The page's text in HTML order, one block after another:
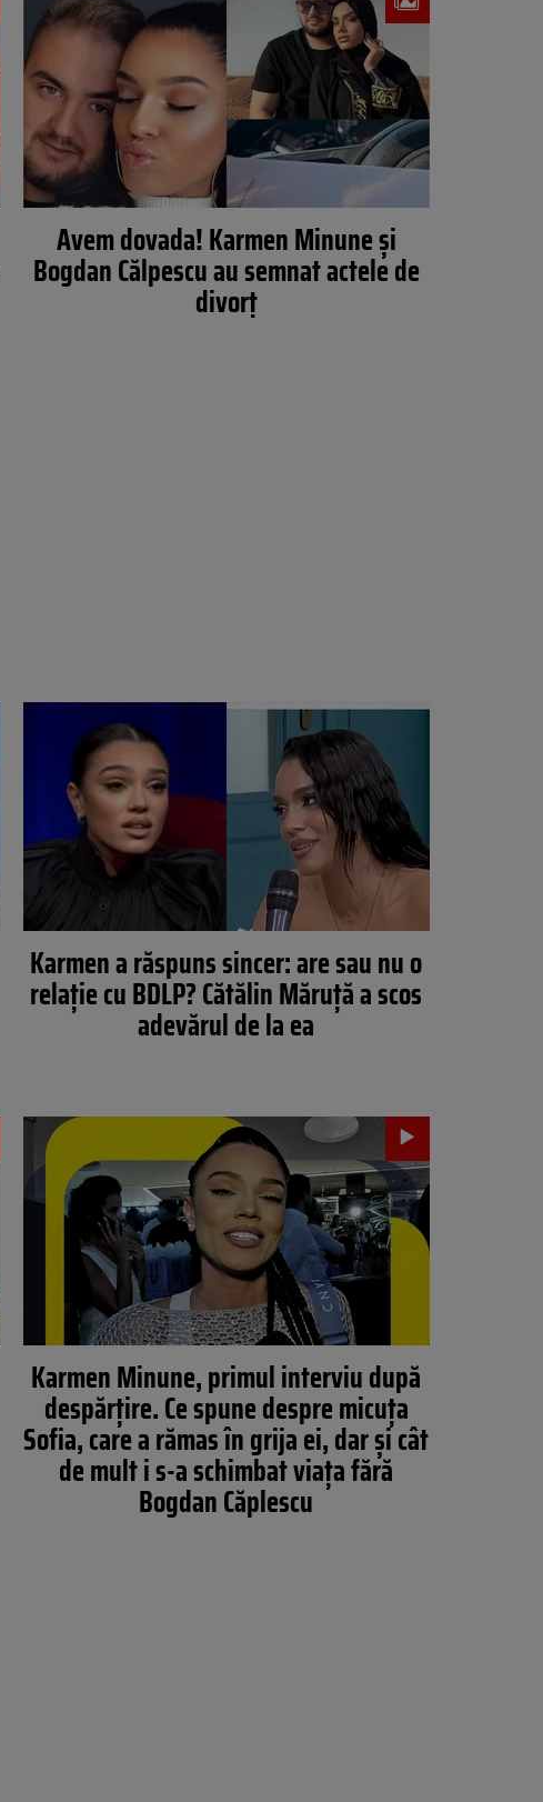
Avem dovada! Karmen Minune și
Bogdan Călpescu au semnat actele de
divorț
Karmen a răspuns sincer: are sau nu o
relație cu BDLP? Cătălin Măruță a scos
adevărul de la ea
Karmen Minune, primul interviu după
despărțire. Ce spune despre micuța
Sofia, care a rămas în grija ei, dar și cât
de mult i s-a schimbat viața fără
Bogdan Căplescu